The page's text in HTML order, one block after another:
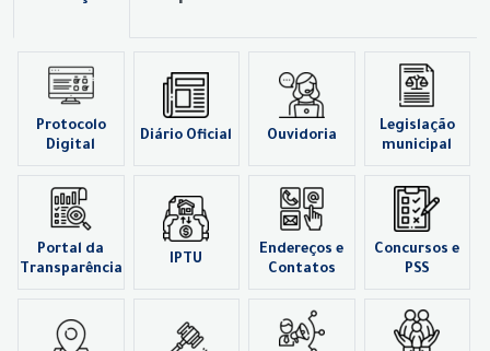
Protocolo
Digital
Diário Oficial Ouvidoria
Legislação
municipal
Portal da
Transparência
IPTU
Endereços e
Contatos
Concursos e
PSS